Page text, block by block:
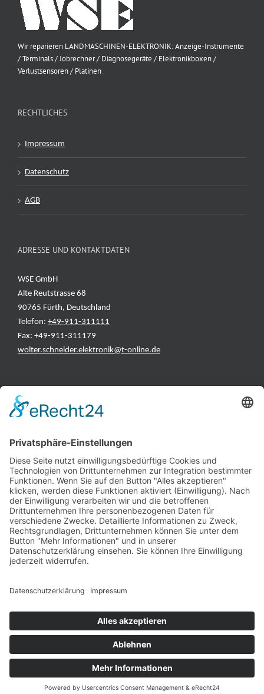
Wir reparieren LANDMASCHINEN-ELEKTRONIK: Anzeige-Instrumente
/ Terminals / Jobrechner / Diagnosegeräte / Elektronikboxen /
Verlustsensoren / Platinen
RECHTLICHES
Impressum
Datenschutz
AGB
ADRESSE UND KONTAKTDATEN
WSE GmbH
Alte Reutstrasse 68
90765 Fürth, Deutschland
Telefon: +49-911-311111
Fax: +49-911-311179
wolter.schneider.elektronik@t-online.de
INFORMATIONEN
Fehlerliste
Impressum
Datenschutzerklärung
AGB
© Copyright2026 | Powered byInternetagentur Nürnberg| All Rights
Reserved